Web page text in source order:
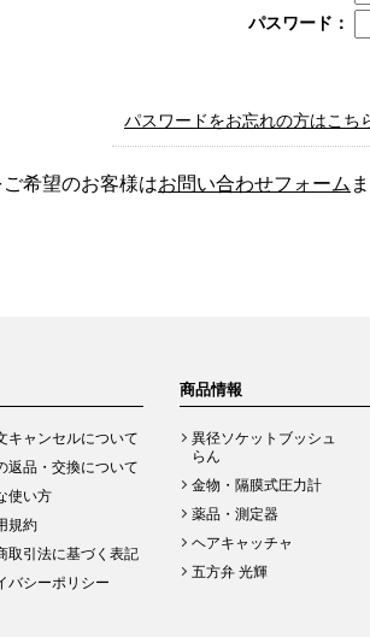
パスワード：
パスワードをお忘れの方はこち
希望のお客様はお問い合わせフォーム
キャンセルについて
返品・交換について
使い方
規約
取引法に基づく表記
バシーポリシー
商品情報
異径ソケットブッシュ
らん
金物・隔膜式圧力計
薬品・測定器
ヘアキャッチャ
五方弁 光輝